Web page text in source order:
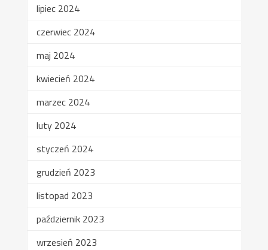
lipiec 2024
czerwiec 2024
maj 2024
kwiecień 2024
marzec 2024
luty 2024
styczeń 2024
grudzień 2023
listopad 2023
październik 2023
wrzesień 2023